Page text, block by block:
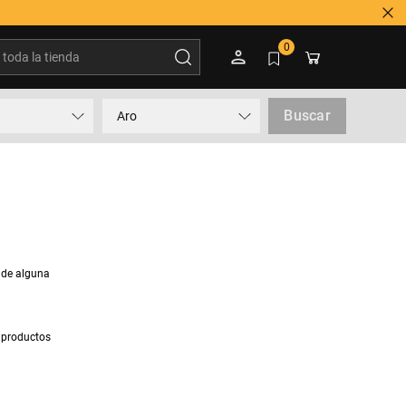
0
Aro Buscar
alguna